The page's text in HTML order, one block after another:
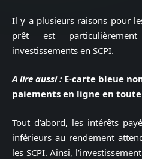
Il y a plusieurs raisons pour
prêt est
investissements en SCPI.
A lire aussi : E-carte bleue
paiements en ligne en
Tout d’abord, les intérêts
inférieurs au rendement
les SCPI. Ainsi,